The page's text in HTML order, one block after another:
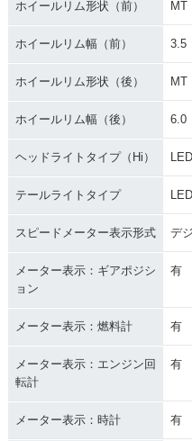
ホイールリム形状（前） MT
ホイールリム幅（前） 3.5
ホイールリム形状（後） MT
ホイールリム幅（後） 6.0
ヘッドライトタイプ（Hi） LED
テールライトタイプ LED
スピードメーター表示形式 デ
メーター表示：ギアポジシ
ョン
有
メーター表示：燃料計 有
メーター表示：エンジン回
転計
有
メーター表示：時計 有